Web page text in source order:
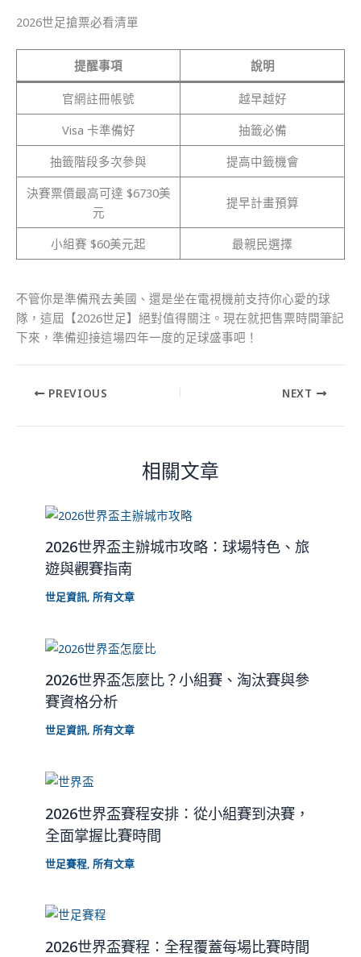
2026世足搶票必看清單
提醒事項 說明
官網註冊帳號
越早越好
Visa 卡準備好
抽籤必備
抽籤階段多次參與
提高中籤機會
決賽票價最高可達 $6730美
元
提早計畫預算
小組賽 $60美元起 最親民選擇
不管你是準備飛去美國、還是坐在電視機前支持你心愛的球
隊，這屆【2026世足】絕對值得關注。現在就把售票時間筆記
下來，準備迎接這場四年一度的足球盛事吧！
PREVIOUS NEXT
相關文章
2026世界盃主辦城市攻略：球場特色、旅
遊與觀賽指南
世足資訊,所有文章
2026世界盃怎麼比？小組賽、淘汰賽與參
賽資格分析
世足資訊,所有文章
2026世界盃賽程安排：從小組賽到決賽，
全面掌握比賽時間
世足賽程 所有文章
2026世界盃賽程：全程覆蓋每場比賽時間